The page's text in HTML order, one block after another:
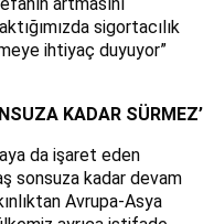
sigortacılık
ihtiyaç duyuyor”
KADAR SÜRMEZ’
da işaret eden
sonsuza kadar devam
Avrupa-Asya